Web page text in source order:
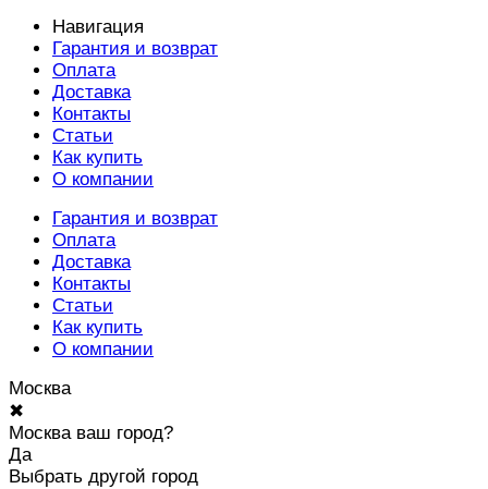
Навигация
Гарантия и возврат
Оплата
Доставка
Контакты
Статьи
Как купить
О компании
Гарантия и возврат
Оплата
Доставка
Контакты
Статьи
Как купить
О компании
Москва
✖
Москва ваш город?
Да
Выбрать другой город